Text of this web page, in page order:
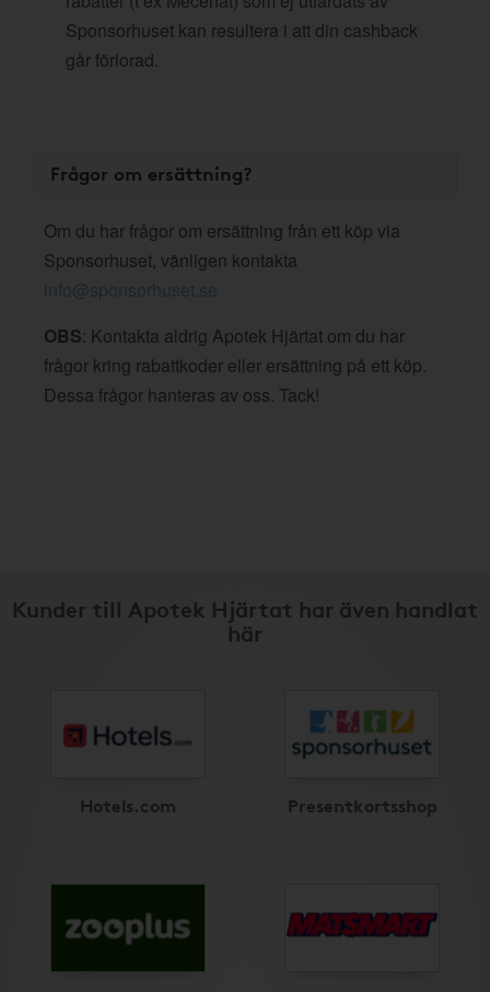
Sponsorhuset kan resultera i att din cashback
går förlorad.
Frågor om ersättning?
Om du har frågor om ersättning från ett köp via
Sponsorhuset, vänligen kontakta
info@sponsorhuset.se
OBS: Kontakta aldrig Apotek Hjärtat om du har
frågor kring rabattkoder eller ersättning på ett köp.
Dessa frågor hanteras av oss. Tack!
Kunder till Apotek Hjärtat har även handlat
här
Hotels.com Presentkortsshop